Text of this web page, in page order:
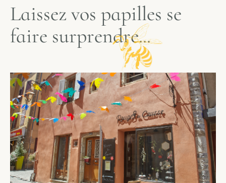
Laissez vos papilles se
faire surprendre...